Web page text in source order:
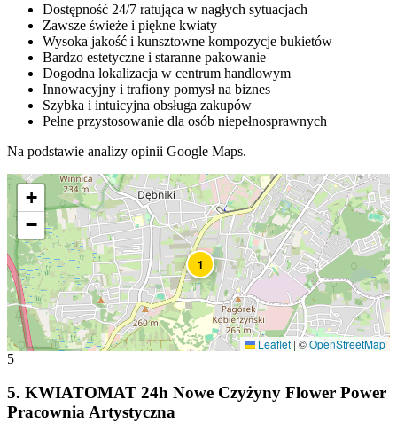
Dostępność 24/7 ratująca w nagłych sytuacjach
Zawsze świeże i piękne kwiaty
Wysoka jakość i kunsztowne kompozycje bukietów
Bardzo estetyczne i staranne pakowanie
Dogodna lokalizacja w centrum handlowym
Innowacyjny i trafiony pomysł na biznes
Szybka i intuicyjna obsługa zakupów
Pełne przystosowanie dla osób niepełnosprawnych
Na podstawie analizy opinii Google Maps.
1
+
−
Leaflet | ©OpenStreetMap
5
5. KWIATOMAT 24h Nowe Czyżyny Flower Power
Pracownia Artystyczna